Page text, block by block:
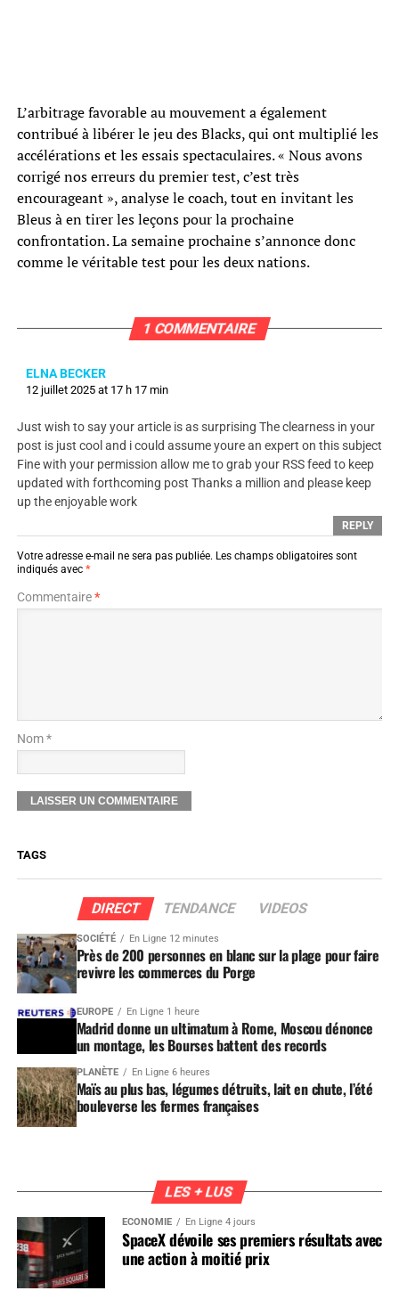
L’arbitrage favorable au mouvement a également
contribué à libérer le jeu des Blacks, qui ont multiplié les
accélérations et les essais spectaculaires. « Nous avons
corrigé nos erreurs du premier test, c’est très
encourageant », analyse le coach, tout en invitant les
Bleus à en tirer les leçons pour la prochaine
confrontation. La semaine prochaine s’annonce donc
comme le véritable test pour les deux nations.
1 COMMENTAIRE
ELNA BECKER
12 juillet 2025 at 17 h 17 min
Just wish to say your article is as surprising The clearness in your
post is just cool and i could assume youre an expert on this subject
Fine with your permission allow me to grab your RSS feed to keep
updated with forthcoming post Thanks a million and please keep
up the enjoyable work
REPLY
Votre adresse e-mail ne sera pas publiée. Les champs obligatoires sont
indiqués avec *
Commentaire*
Nom *
TAGS
DIRECT TENDANCE VIDEOS
SOCIÉTÉ En Ligne 12 minutes
Près de 200 personnes en blanc sur la plage pour faire
revivre les commerces du Porge
EUROPE En Ligne 1 heure
Madrid donne un ultimatum à Rome, Moscou dénonce
un montage, les Bourses battent des records
PLANÈTE En Ligne 6 heures
Maïs au plus bas, légumes détruits, lait en chute, l’été
bouleverse les fermes françaises
LES + LUS
ÉCONOMIE En Ligne 4 jours
SpaceX dévoile ses premiers résultats avec
une action à moitié prix